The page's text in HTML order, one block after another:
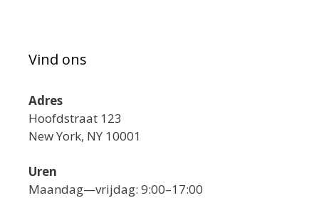
Vind ons
Adres
Hoofdstraat 123
New York, NY 10001
Uren
Maandag—vrijdag: 9:00–17:00